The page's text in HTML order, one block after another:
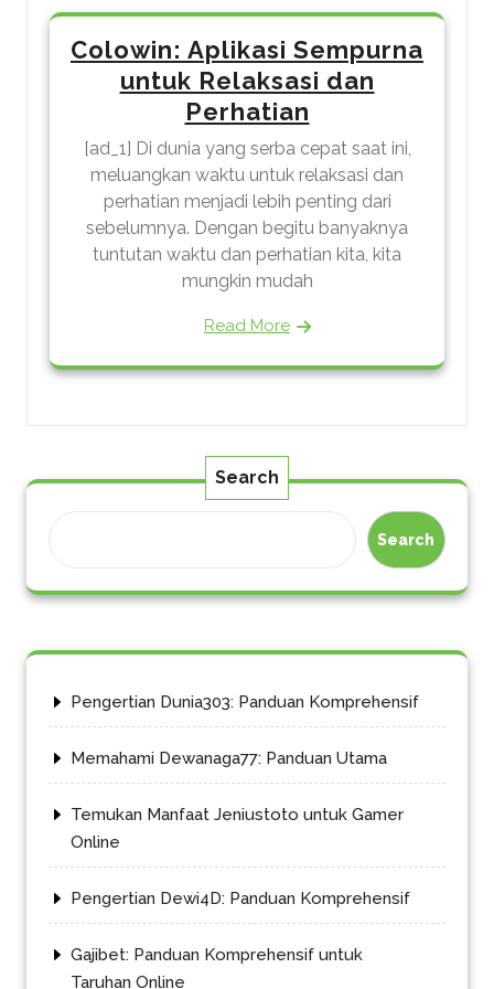
Colowin: Aplikasi Sempurna
untuk Relaksasi dan
Perhatian
[ad_1] Di dunia yang serba cepat saat ini,
meluangkan waktu untuk relaksasi dan
perhatian menjadi lebih penting dari
sebelumnya. Dengan begitu banyaknya
tuntutan waktu dan perhatian kita, kita
mungkin mudah
Read More
Search
Search
Pengertian Dunia303: Panduan Komprehensif
Memahami Dewanaga77: Panduan Utama
Temukan Manfaat Jeniustoto untuk Gamer
Online
Pengertian Dewi4D: Panduan Komprehensif
Gajibet: Panduan Komprehensif untuk
Taruhan Online